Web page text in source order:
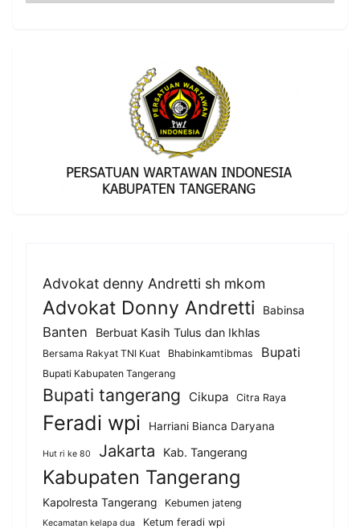
Advokat denny Andretti sh mkom
Advokat Donny Andretti Babinsa
Banten Berbuat Kasih Tulus dan Ikhlas
Bersama Rakyat TNI Kuat Bhabinkamtibmas Bupati
Bupati Kabupaten Tangerang
Bupati tangerang Cikupa Citra Raya
Feradi wpi Harriani Bianca Daryana
Hut ri ke 80 Jakarta Kab. Tangerang
Kabupaten Tangerang
Kapolresta Tangerang Kebumen jateng
Kecamatan kelapa dua Ketum feradi wpi